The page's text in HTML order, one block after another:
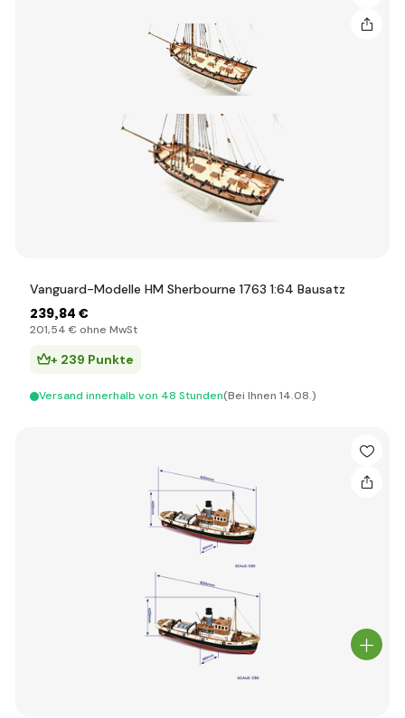
Vanguard-Modelle HM Sherbourne 1763 1:64 Bausatz
239,84 €
201,54 € ohne MwSt
+ 239 Punkte
Versand innerhalb von 48 Stunden(Bei Ihnen 14.08.)